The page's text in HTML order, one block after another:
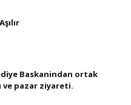
Baskanindan ortak
ve pazar ziyareti.